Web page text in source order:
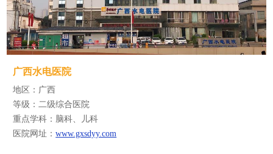
广西水电医院
地区：广西
等级：二级综合医院
重点学科：脑科、儿科
医院网址：www.gxsdyy.com